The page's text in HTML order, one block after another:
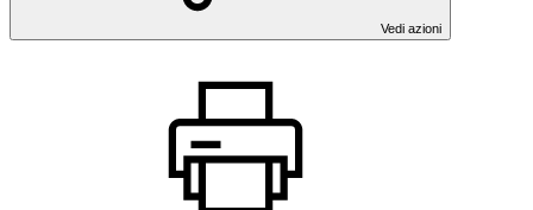
Vedi azioni